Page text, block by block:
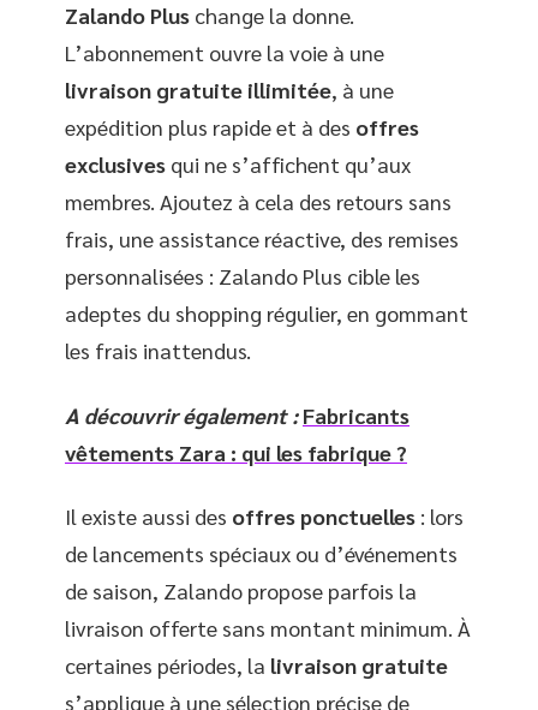
Zalando Plus change la donne.
L’abonnement ouvre la voie à une
livraison gratuite illimitée, à une
expédition plus rapide et à des offres
exclusives qui ne s’affichent qu’aux
membres. Ajoutez à cela des retours sans
frais, une assistance réactive, des remises
personnalisées : Zalando Plus cible les
adeptes du shopping régulier, en gommant
les frais inattendus.
A découvrir également : Fabricants
vêtements Zara : qui les fabrique ?
Il existe aussi des offres ponctuelles : lors
de lancements spéciaux ou d’événements
de saison, Zalando propose parfois la
livraison offerte sans montant minimum. À
certaines périodes, la livraison gratuite
s’applique à une sélection précise de